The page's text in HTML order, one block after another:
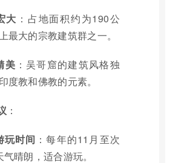
大 ：占地面积约为190公
最大的宗教建筑群之一。
美 ：吴哥窟的建筑风格独
度教和佛教的元素。
：
玩时间 ：每年的11月至次
晴朗，适合游玩。